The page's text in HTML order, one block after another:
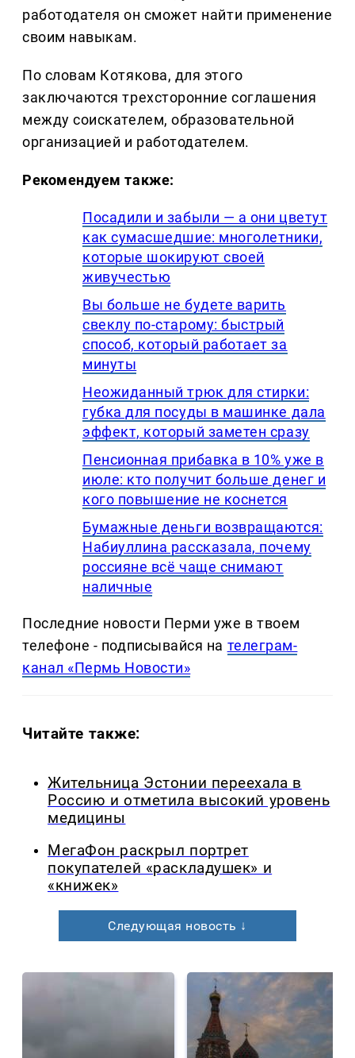
работодателя он сможет найти применение
своим навыкам.
По словам Котякова, для этого
заключаются трехсторонние соглашения
между соискателем, образовательной
организацией и работодателем.
Рекомендуем также:
Посадили и забыли — а они цветут
как сумасшедшие: многолетники,
которые шокируют своей
живучестью
Вы больше не будете варить
свеклу по-старому: быстрый
способ, который работает за
минуты
Неожиданный трюк для стирки:
губка для посуды в машинке дала
эффект, который заметен сразу
Пенсионная прибавка в 10% уже в
июле: кто получит больше денег и
кого повышение не коснется
Бумажные деньги возвращаются:
Набиуллина рассказала, почему
россияне всё чаще снимают
наличные
Последние новости Перми уже в твоем
телефоне - подписывайся на телеграм-
канал «Пермь Новости»
Читайте также:
Жительница Эстонии переехала в
Россию и отметила высокий уровень
медицины
МегаФон раскрыл портрет
покупателей «раскладушек» и
«книжек»
Следующая новость ↓